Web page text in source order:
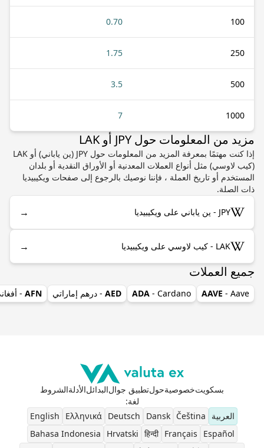
100
0.70
250
1.75
500
3.5
1000
7
مزيد من المعلومات حول JPY أو LAK
إذا كنت مهتمًا بمعرفة المزيد من المعلومات حول JPY (ين ياباني) أو LAK
(كيب لاوسي) مثل أنواع العملات المعدنية أو الأوراق النقدية أو بلدان
المستخدم أو تاريخ العملة ، فإننا نوصيك بالرجوع إلى صفحات ويكيبيديا
ذات الصلة.
JPY - ين ياباني على ويكيبيديا →
LAK - كيب لاوسي على ويكيبيديا →
جميع العملات
AAVE - Aave
ADA - Cardano
AED - درهم إماراتي AFN
-
بسكويتخصوصيةحولتطبيق جوالالبدائلالأدلةالشروط
لغة:
العربية
Čeština
Dansk
Deutsch
Ελληνικά
English
Español
Français
हिन्दी
Hrvatski
Bahasa Indonesia